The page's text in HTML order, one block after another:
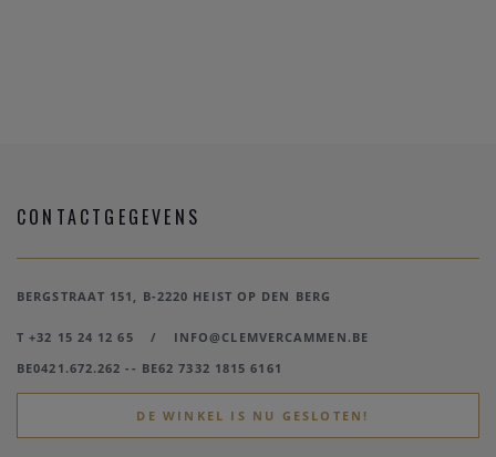
CONTACTGEGEVENS
BERGSTRAAT 151, B-2220 HEIST OP DEN BERG
T +32 15 24 12 65 /
INFO@CLEMVERCAMMEN.BE
BE0421.672.262 -- BE62 7332 1815 6161
DE WINKEL IS NU GESLOTEN!